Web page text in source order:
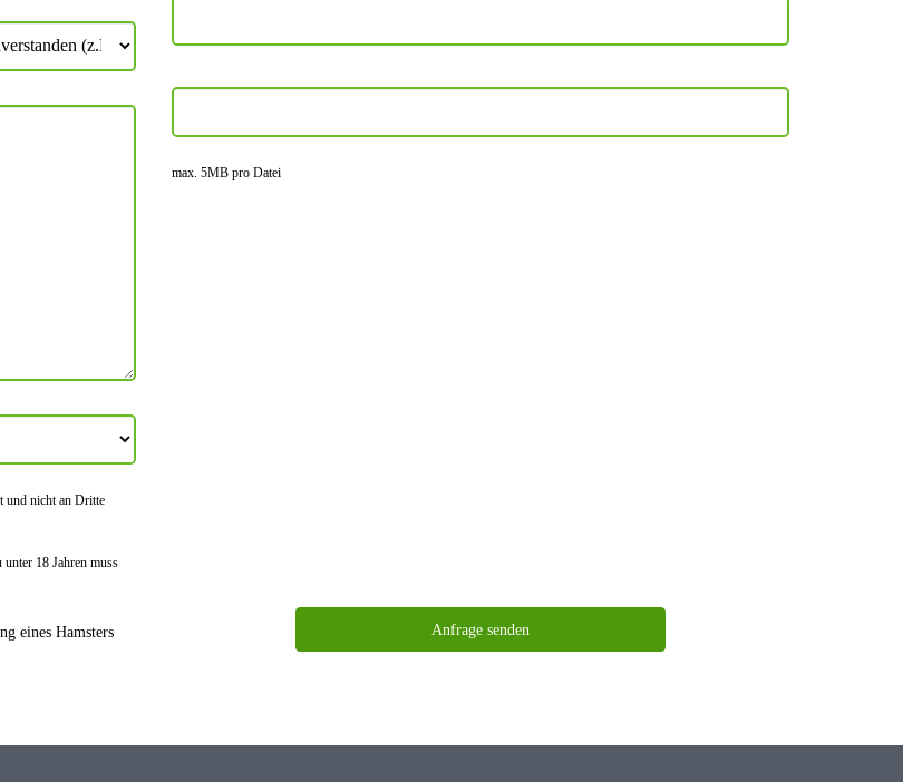
und nicht an Dritte
18 Jahren muss
max. 5MB pro Datei
eines Hamsters